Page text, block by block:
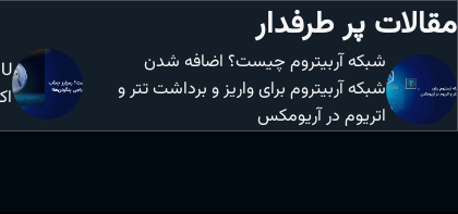
مقالات پر طرفدار
شبکه آربیتروم چیست؟ اضافه شدن
شبکه آربیتروم برای واریز و برداشت تتر و
اتریوم در آریومکس